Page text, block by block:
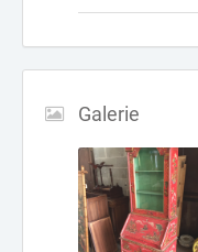
Galerie